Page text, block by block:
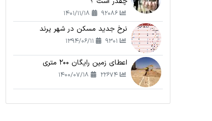
92086
نرخ جدید مسکن در شهر پرند
اعطای زمین رایگان 200 متری
22674